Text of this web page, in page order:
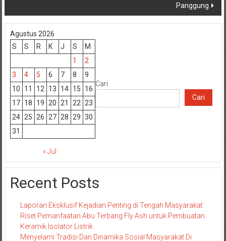
Panggung
Agustus 2026
S
S R K J S
M
1
2
3
4 5 6 7 8
9
10
11 12 13 14 15
16
17 18 19 20 21 22
23
24 25 26 27 28 29 30
31
« Jul
Cari
Cari
Recent Posts
Laporan Eksklusif Kejadian Penting di Tengah Masyarakat
Riset Pemanfaatan Abu Terbang Fly Ash untuk Pembuatan
Keramik Isolator Listrik
Menyelami Tradisi Dan Dinamika Sosial Masyarakat Di